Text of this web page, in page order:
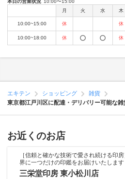
本日の営業状況 10:00〜15:00
月
火 水 木
10:00~15:00 休 休
10:00~18:00 休 休
エキテン ショッピング
雑貨
東京都江戸川区に配達・デリバリー可能な雑
お近くのお店
［信頼と確かな技術で愛され続ける印
界に一つだけの印鑑をお届けいたします
三栄堂印房 東小松川店